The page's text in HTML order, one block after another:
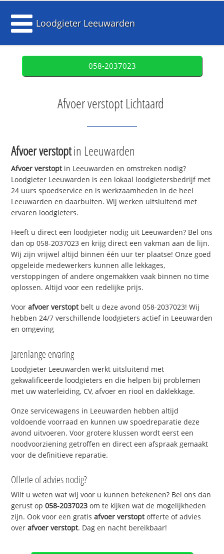
Loodgieter Leeuwarden
058-2037023
Afvoer verstopt Lichtaard
Afvoer verstoptin Leeuwarden
Afvoer verstoptin Leeuwarden en omstreken nodig?
Loodgieter Leeuwarden is een lokaal loodgietersbedrijf met
24 uurs spoedservice en is werkzaamheden in de heel
Leeuwarden en daarbuiten. Wij werken uitsluitend met
ervaren loodgieters.
Heeft u direct een loodgieter nodig uit Leeuwarden? Bel ons
dan op 058-2037023 en krijg direct een vakman aan de lijn.
Wij zijn vrijwel altijd binnen één uur ter plaatse! Onze goed
opgeleide medewerkers kunnen alle lekkages,
verstoppingen of andere ongemakken vaak binnen no time
oplossen. Altijd voor een redelijke prijs.
Voorafvoer verstoptbelt u deze avond 058-2037023! Wij
hebben 24/7 verschillende loodgieters actief in Leeuwarden
en omgeving
Jarenlange ervaring
Loodgieter Leeuwarden werkt uitsluitend met
gekwalificeerde loodgieters en die helpen bij problemen
met uw waterleiding, CV, afvoer en riool en daklekkage.
Onze servicewagens in Leeuwarden hebben altijd
voldoende voorraad en kunnen uw spoedreparatie deze
avond uitvoeren. Voor grotere klussen wordt eerst een
noodvoorziening getroffen en direct een afspraak gemaakt
voor de definitieve reparatie.
Offerte of advies nodig?
Wilt u weten wat wij voor u kunnen betekenen? Bel ons dan
gerust op058-2037023 om te kijken wat de mogelijkheden
zijn. Ook voor een gratisafvoer verstoptofferte of advies
overafvoer verstopt. Dag en nacht bereikbaar!